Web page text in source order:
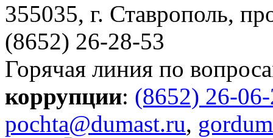
355035, г. Ставрополь,
(8652) 26-28-53
Горячая линия по
коррупции: (8652) 26-
pochta@dumast.ru,